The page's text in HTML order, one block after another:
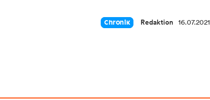
Chronik Redaktion 16.07.2021